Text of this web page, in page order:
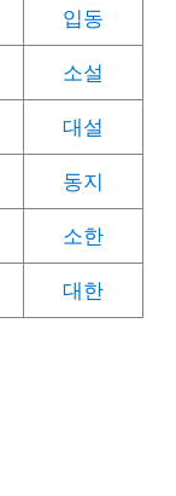
입동
소설
대설
동지
소한
대한